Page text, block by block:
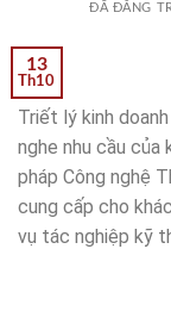
ĐÃ ĐĂNG
13
Th10
Triết lý kinh
nghe nhu cầu của
pháp Công nghệ
cung cấp cho
vụ tác nghiệp kỹ